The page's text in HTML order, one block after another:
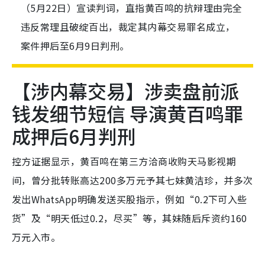
（5月22日）宣读判词，直指黄百鸣的抗辩理由完全
违反常理且破绽百出，裁定其内幕交易罪名成立，
案件押后至6月9日判刑。
【涉内幕交易】涉卖盘前派
钱发细节短信 导演黄百鸣罪
成押后6月判刑
控方证据显示，黄百鸣在第三方洽商收购天马影视期
间，曾分批转账高达200多万元予其七妹黄洁珍，并多次
发出WhatsApp明确发送买股指示，例如“0.2下可入些
货”及“明天低过0.2，尽买”等，其妹随后斥资约160
万元入市。